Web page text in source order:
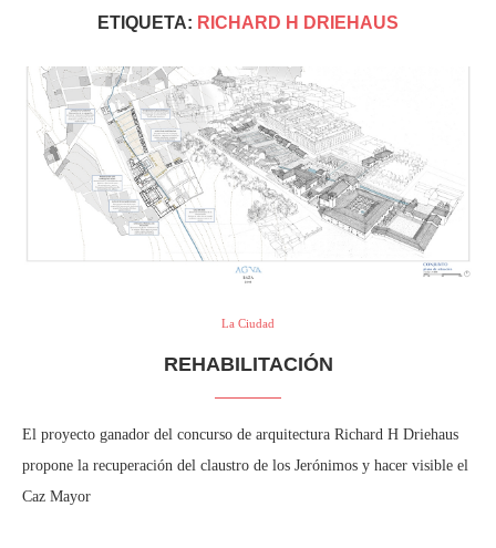
ETIQUETA: RICHARD H DRIEHAUS
La Ciudad
REHABILITACIÓN
El proyecto ganador del concurso de arquitectura Richard H Driehaus
propone la recuperación del claustro de los Jerónimos y hacer visible el
Caz Mayor